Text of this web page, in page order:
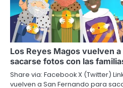
Los Reyes Magos vuelven
sacarse fotos con las
Share via: Facebook X (Twitter)
vuelven a San Fernando para